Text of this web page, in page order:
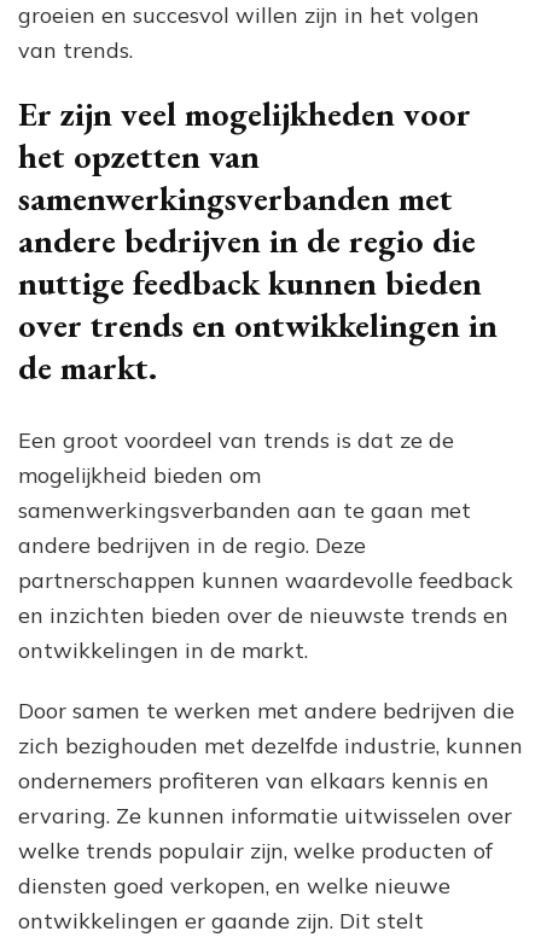
groeien en succesvol willen zijn in het volgen
van trends.
Er zijn veel mogelijkheden voor
het opzetten van
samenwerkingsverbanden met
andere bedrijven in de regio die
nuttige feedback kunnen bieden
over trends en ontwikkelingen in
de markt.
Een groot voordeel van trends is dat ze de
mogelijkheid bieden om
samenwerkingsverbanden aan te gaan met
andere bedrijven in de regio. Deze
partnerschappen kunnen waardevolle feedback
en inzichten bieden over de nieuwste trends en
ontwikkelingen in de markt.
Door samen te werken met andere bedrijven die
zich bezighouden met dezelfde industrie, kunnen
ondernemers profiteren van elkaars kennis en
ervaring. Ze kunnen informatie uitwisselen over
welke trends populair zijn, welke producten of
diensten goed verkopen, en welke nieuwe
ontwikkelingen er gaande zijn. Dit stelt